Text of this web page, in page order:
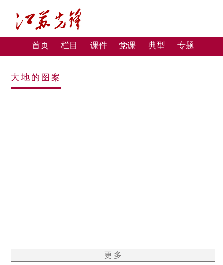
首页 栏目 课件 党课 典型 专题
大地的图案
更 多